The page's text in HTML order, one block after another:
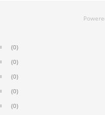
(0)
(0)
(0)
(0)
(0)